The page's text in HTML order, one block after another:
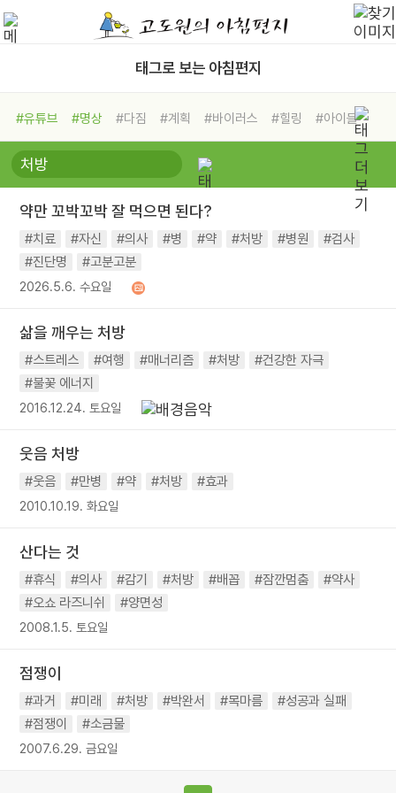
태그로 보는 아침편지
#유튜브 #명상 #다짐 #계획 #바이러스 #힐링
#아이들
#비전캠프
#독서캠프 #삶
#희망
#나눔 #친구 #링컨학교
#독서
#건강 #면역력
약만 꼬박꼬박 잘 먹으면 된다?
#치료 #자신 #의사 #병 #약 #처방 #병원
#검사
#진단명
#고분고분
2026.5.6. 수요일
삶을 깨우는 처방
#스트레스 #여행 #매너리즘 #처방
#건강한 자극
#불꽃 에너지
2016.12.24. 토요일
웃음 처방
#웃음 #만병 #약 #처방 #효과
2010.10.19. 화요일
산다는 것
#휴식 #의사 #감기 #처방 #배꼽 #잠깐멈춤
#약사
#오쇼 라즈니쉬
#양면성
2008.1.5. 토요일
점쟁이
#과거 #미래 #처방 #박완서 #목마름
#성공과 실패
#점쟁이
#소금물
2007.6.29. 금요일